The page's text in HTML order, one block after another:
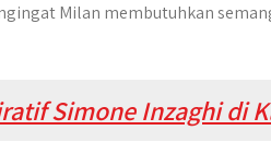
Milan membutuhkan
Simone Inzaghi di